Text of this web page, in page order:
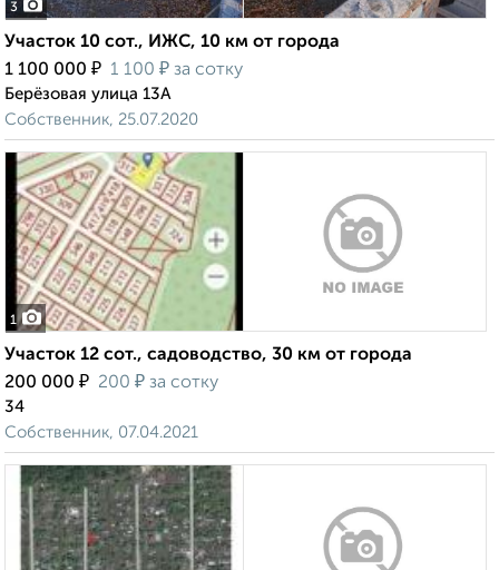
3
Участок 10 сот., ИЖС, 10 км от города
1 100 000 ₽ 1 100 ₽ за сотку
Берёзовая улица 13А
Собственник, 25.07.2020
1
Участок 12 сот., садоводство, 30 км от города
200 000 ₽ 200 ₽ за сотку
34
Собственник, 07.04.2021